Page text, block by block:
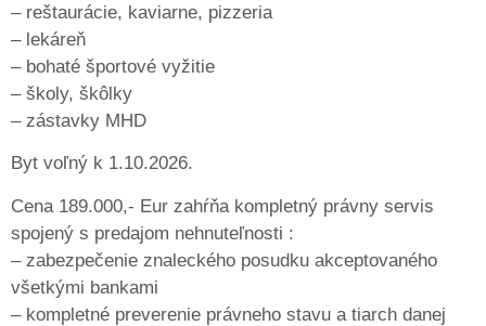
– reštaurácie, kaviarne, pizzeria
– lekáreň
– bohaté športové vyžitie
– školy, škôlky
– zástavky MHD
Byt voľný k 1.10.2026.
Cena 189.000,- Eur zahŕňa kompletný právny servis
spojený s predajom nehnuteľnosti :
– zabezpečenie znaleckého posudku akceptovaného
všetkými bankami
– kompletné preverenie právneho stavu a tiarch danej